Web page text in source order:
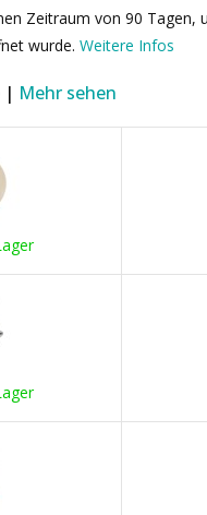
Zeitraum von 90
wurde. Weitere Infos
| Mehr sehen